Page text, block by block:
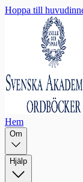
Hoppa till
Hem
Om
Hjälp